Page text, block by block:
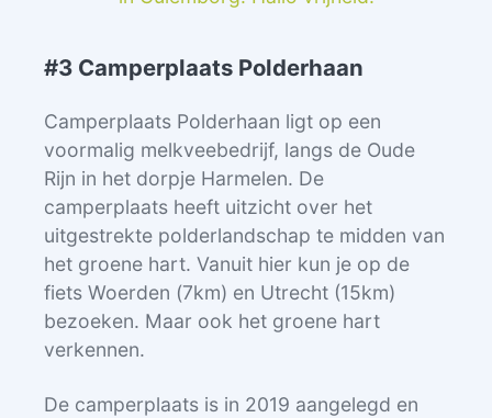
#3 Camperplaats Polderhaan
Camperplaats Polderhaan ligt op een
voormalig melkveebedrijf, langs de Oude
Rijn in het dorpje Harmelen. De
camperplaats heeft uitzicht over het
uitgestrekte polderlandschap te midden van
het groene hart. Vanuit hier kun je op de
fiets Woerden (7km) en Utrecht (15km)
bezoeken. Maar ook het groene hart
verkennen.
De camperplaats is in 2019 aangelegd en